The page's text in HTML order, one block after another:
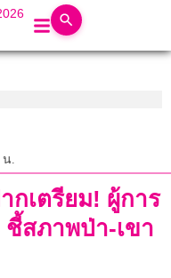
น.
เตรียม! ผู้การ
สภาพป่า-เขา